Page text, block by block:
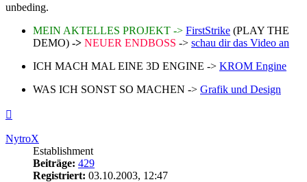
unbeding.
MEIN AKTELLES PROJEKT -> FirstStrike (PLAY THE
DEMO) -> NEUER ENDBOSS -> schau dir das Video an
ICH MACH MAL EINE 3D ENGINE -> KROM Engine
WAS ICH SONST SO MACHEN -> Grafik und Design
NytroX
Establishment
Beiträge: 429
Registriert: 03.10.2003, 12:47